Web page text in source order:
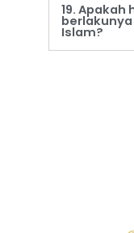
19.
Islam?